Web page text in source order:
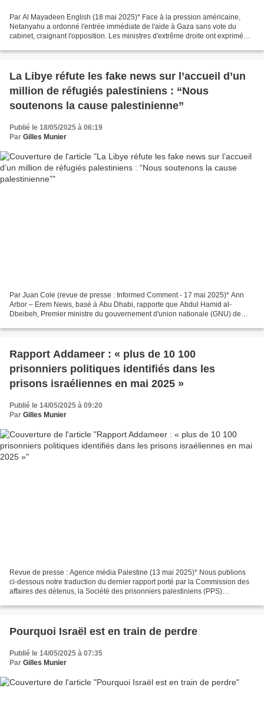
Par Al Mayadeen English (18 mai 2025)* Face à la pression américaine,
Netanyahu a ordonné l'entrée immédiate de l'aide à Gaza sans vote du
cabinet, craignant l'opposition. Les ministres d'extrême droite ont exprimé
La Libye réfute les fake news sur l’accueil d’un
million de réfugiés palestiniens : “Nous
soutenons la cause palestinienne”
Publié le 18/05/2025 à 06:19
Par Gilles Munier
Par Juan Cole (revue de presse : Informed Comment - 17 mai 2025)* Ann
Arbor – Erem News, basé à Abu Dhabi, rapporte que Abdul Hamid al-
Dbeibeh, Premier ministre du gouvernement d'union nationale (GNU) de
Rapport Addameer : « plus de 10 100
prisonniers politiques identifiés dans les
prisons israéliennes en mai 2025 »
Publié le 14/05/2025 à 09:20
Par Gilles Munier
Revue de presse : Agence média Palestine (13 mai 2025)* Nous publions
ci-dessous notre traduction du dernier rapport porté par la Commission des
affaires des détenus, la Société des prisonniers palestiniens (PPS)
Pourquoi Israël est en train de perdre
Publié le 14/05/2025 à 07:35
Par Gilles Munier